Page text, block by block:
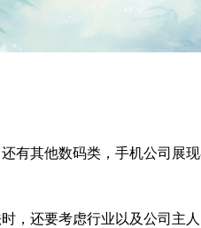
其他数码类，手机公司展
还要考虑行业以及公司主